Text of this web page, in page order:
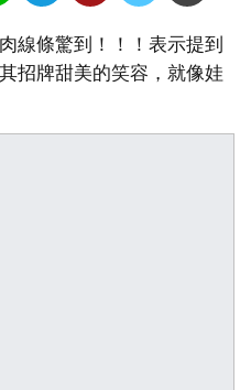
線條驚到！！！表示提到
招牌甜美的笑容，就像娃